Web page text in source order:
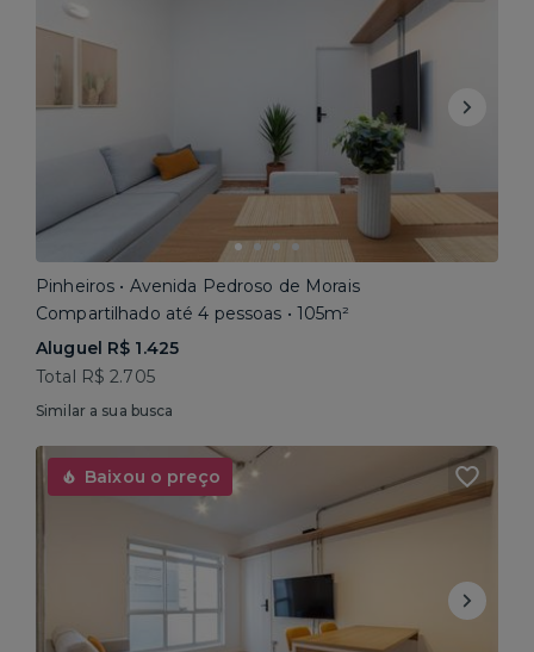
Pinheiros • Avenida Pedroso de Morais
Compartilhado até 4 pessoas • 105m²
Aluguel R$ 1.425
Total R$ 2.705
Similar a sua busca
Baixou o preço